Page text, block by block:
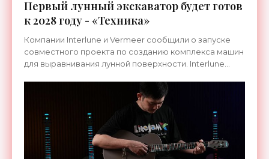
Первый лунный экскаватор будет готов
к 2028 году - «Техника»
Компании Interlune и Vermeer сообщили о запуске
совместного проекта по созданию комплекса машин
для выравнивания лунной поверхности. Interlune